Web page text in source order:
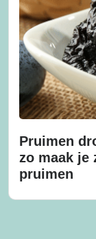
Pruimen
zo maak je
pruimen